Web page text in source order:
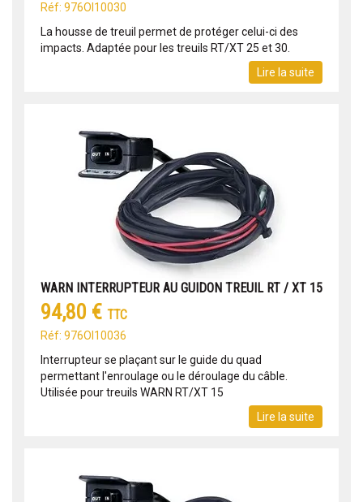
Réf: 976OI10030
La housse de treuil permet de protéger celui-ci des
impacts. Adaptée pour les treuils RT/XT 25 et 30.
Lire la suite
WARN INTERRUPTEUR AU GUIDON TREUIL RT / XT 15
94,80 € TTC
Réf: 976OI10036
Interrupteur se plaçant sur le guide du quad
permettant l'enroulage ou le déroulage du câble.
Utilisée pour treuils WARN RT/XT 15
Lire la suite